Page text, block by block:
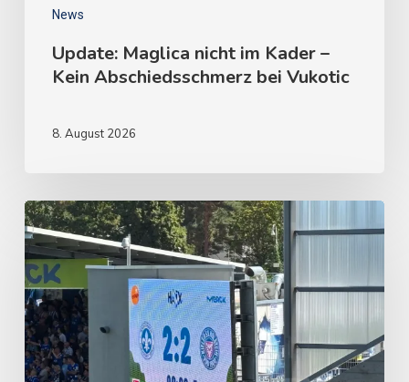
News
Update: Maglica nicht im Kader –
Kein Abschiedsschmerz bei Vukotic
8. August 2026